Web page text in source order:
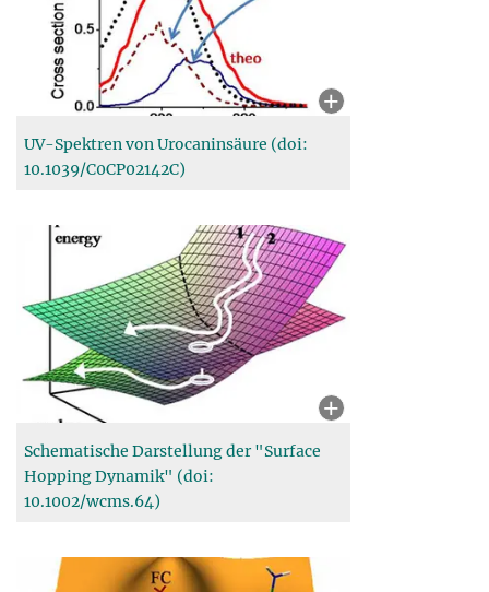
UV-Spektren von Urocaninsäure (doi:
10.1039/C0CP02142C)
Schematische Darstellung der "Surface
Hopping Dynamik" (doi:
10.1002/wcms.64)